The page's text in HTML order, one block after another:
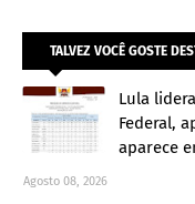
TALVEZ VOCÊ GOSTE
Lula
Federal,
aparece
Agosto 08, 2026